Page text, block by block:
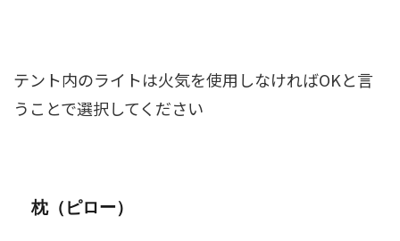
テント内のライトは火気を使用しなければOKと言
うことで選択してください
枕（ピロー）